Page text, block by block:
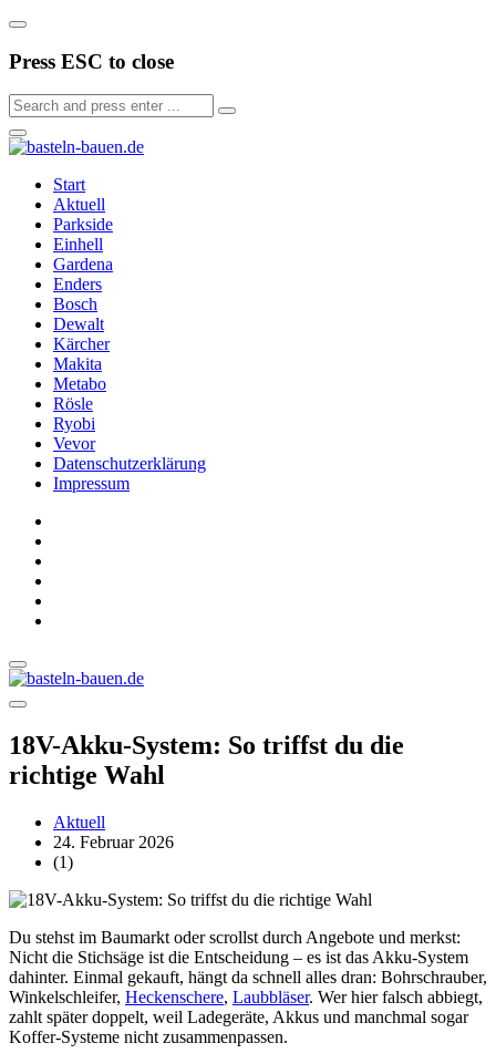
Press ESC to close
Start
Aktuell
Parkside
Einhell
Gardena
Enders
Bosch
Dewalt
Kärcher
Makita
Metabo
Rösle
Ryobi
Vevor
Datenschutzerklärung
Impressum
18V-Akku-System: So triffst du die
richtige Wahl
Aktuell
24. Februar 2026
(1)
Du stehst im Baumarkt oder scrollst durch Angebote und merkst:
Nicht die Stichsäge ist die Entscheidung – es ist das Akku-System
dahinter. Einmal gekauft, hängt da schnell alles dran: Bohrschrauber,
Winkelschleifer, Heckenschere, Laubbläser. Wer hier falsch abbiegt,
zahlt später doppelt, weil Ladegeräte, Akkus und manchmal sogar
Koffer-Systeme nicht zusammenpassen.